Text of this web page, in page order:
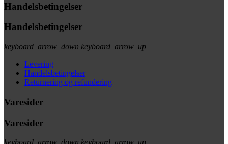
Handelsbetingelser
Handelsbetingelser
keyboard_arrow_down keyboard_arrow_up
Levering
Handelsbetingelser
Returnering og refundering
Varesider
Varesider